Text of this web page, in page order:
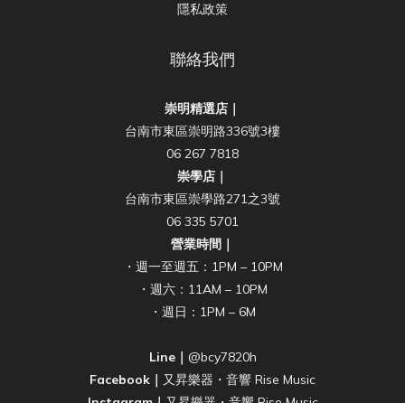
隱私政策
聯絡我們
崇明精選店｜
台南市東區崇明路336號3樓
06 267 7818
崇學店｜
台南市東區崇學路271之3號
06 335 5701
營業時間｜
・週一至週五：1PM – 10PM
・週六：11AM – 10PM
・週日：1PM – 6M
Line｜ @bcy7820h
Facebook｜ 又昇樂器・音響 Rise Music